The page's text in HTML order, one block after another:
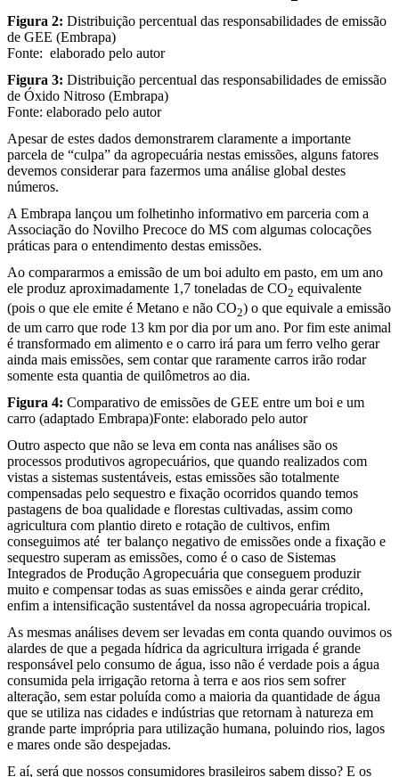
Figura 2: Distribuição percentual das responsabilidades de emissão
de GEE (Embrapa)
Fonte: elaborado pelo autor
Figura 3: Distribuição percentual das responsabilidades de emissão
de Óxido Nitroso (Embrapa)
Fonte: elaborado pelo autor
Apesar de estes dados demonstrarem claramente a importante
parcela de “culpa” da agropecuária nestas emissões, alguns fatores
devemos considerar para fazermos uma análise global destes
números.
A Embrapa lançou um folhetinho informativo em parceria com a
Associação do Novilho Precoce do MS com algumas colocações
práticas para o entendimento destas emissões.
Ao compararmos a emissão de um boi adulto em pasto, em um ano
ele produz aproximadamente 1,7 toneladas de CO2 equivalente
(pois o que ele emite é Metano e não CO2) o que equivale a emissão
de um carro que rode 13 km por dia por um ano. Por fim este animal
é transformado em alimento e o carro irá para um ferro velho gerar
ainda mais emissões, sem contar que raramente carros irão rodar
somente esta quantia de quilômetros ao dia.
Figura 4: Comparativo de emissões de GEE entre um boi e um
carro (adaptado Embrapa)Fonte: elaborado pelo autor
Outro aspecto que não se leva em conta nas análises são os
processos produtivos agropecuários, que quando realizados com
vistas a sistemas sustentáveis, estas emissões são totalmente
compensadas pelo sequestro e fixação ocorridos quando temos
pastagens de boa qualidade e florestas cultivadas, assim como
agricultura com plantio direto e rotação de cultivos, enfim
conseguimos até ter balanço negativo de emissões onde a fixação e
sequestro superam as emissões, como é o caso de Sistemas
Integrados de Produção Agropecuária que conseguem produzir
muito e compensar todas as suas emissões e ainda gerar crédito,
enfim a intensificação sustentável da nossa agropecuária tropical.
As mesmas análises devem ser levadas em conta quando ouvimos os
alardes de que a pegada hídrica da agricultura irrigada é grande
responsável pelo consumo de água, isso não é verdade pois a água
consumida pela irrigação retorna à terra e aos rios sem sofrer
alteração, sem estar poluída como a maioria da quantidade de água
que se utiliza nas cidades e indústrias que retornam à natureza em
grande parte imprópria para utilização humana, poluindo rios, lagos
e mares onde são despejadas.
E aí, será que nossos consumidores brasileiros sabem disso? E os